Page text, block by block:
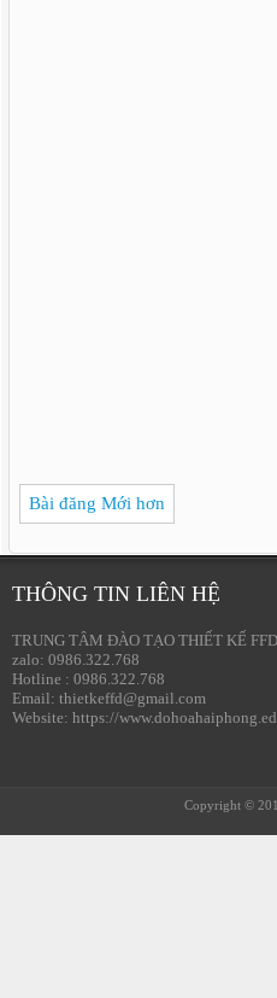
Bài đăng Mới hơn
THÔNG TIN LIÊN HỆ
TRUNG TÂM ĐÀO TẠO THIẾT KẾ FFD
zalo: 0986.322.768
Hotline : 0986.322.768
Email: thietkeffd@gmail.com
Website: https://
Copyright ©